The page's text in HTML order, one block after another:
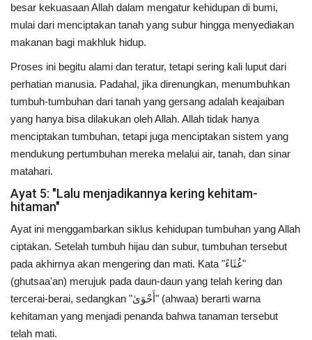
besar kekuasaan Allah dalam mengatur kehidupan di bumi,
mulai dari menciptakan tanah yang subur hingga menyediakan
makanan bagi makhluk hidup.
Proses ini begitu alami dan teratur, tetapi sering kali luput dari
perhatian manusia. Padahal, jika direnungkan, menumbuhkan
tumbuh-tumbuhan dari tanah yang gersang adalah keajaiban
yang hanya bisa dilakukan oleh Allah. Allah tidak hanya
menciptakan tumbuhan, tetapi juga menciptakan sistem yang
mendukung pertumbuhan mereka melalui air, tanah, dan sinar
matahari.
Ayat 5: "Lalu menjadikannya kering kehitam-
hitaman"
Ayat ini menggambarkan siklus kehidupan tumbuhan yang Allah
ciptakan. Setelah tumbuh hijau dan subur, tumbuhan tersebut
pada akhirnya akan mengering dan mati. Kata "غُثَاءً"
(ghutsaa'an) merujuk pada daun-daun yang telah kering dan
tercerai-berai, sedangkan "أَحْوَىٰ" (ahwaa) berarti warna
kehitaman yang menjadi penanda bahwa tanaman tersebut
telah mati.